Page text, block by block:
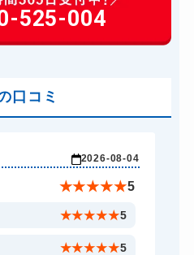
14,300円～(税込)
14,300円～(税込)
8,800円～(税込)
8,800円～(税込)
14,300円～(税込)
11,000円～(税込)
525-004
口コミ
2026-08-04
★★★★★5
★★★★★5
★★★★★5